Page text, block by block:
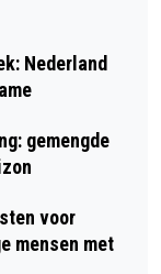
Nederland
gemengde
voor
mensen met